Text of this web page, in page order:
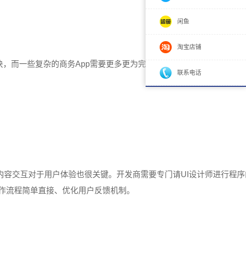
而一些复杂的商务App需要更多更为完善的功能模块。因此，App
交互对于用户体验也很关键。开发商需要专门请UI设计师进行程
程简单直接、优化用户反馈机制。
闲鱼
淘宝店铺
联系电话